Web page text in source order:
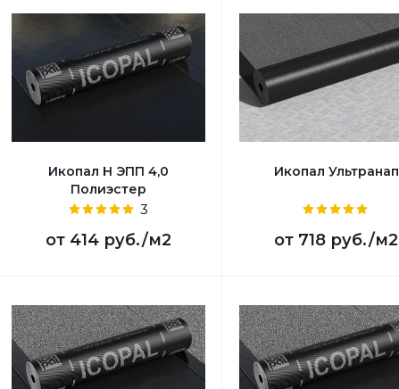
Икопал Н ЭПП 4,0
Полиэстер
3
от 414 руб./м2
Икопал Ультранап
от 718 руб./м2